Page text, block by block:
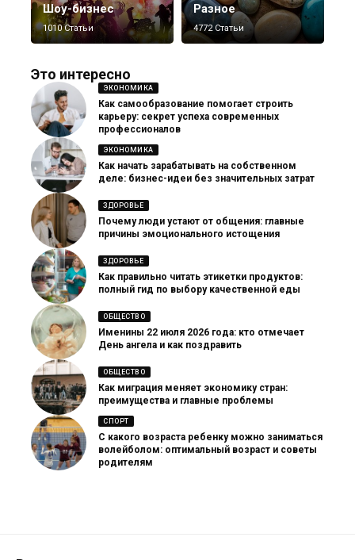
Шоу-бизнес
1010 Статьи
Разное
4772 Статьи
Это интересно
ЭКОНОМИКА
Как самообразование помогает строить
карьеру: секрет успеха современных
профессионалов
ЭКОНОМИКА
Как начать зарабатывать на собственном
деле: бизнес-идеи без значительных затрат
ЗДОРОВЬЕ
Почему люди устают от общения: главные
причины эмоционального истощения
ЗДОРОВЬЕ
Как правильно читать этикетки продуктов:
полный гид по выбору качественной еды
ОБЩЕСТВО
Именины 22 июля 2026 года: кто отмечает
День ангела и как поздравить
ОБЩЕСТВО
Как миграция меняет экономику стран:
преимущества и главные проблемы
СПОРТ
С какого возраста ребенку можно заниматься
волейболом: оптимальный возраст и советы
родителям